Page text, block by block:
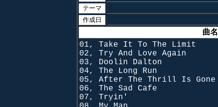
テーマ
作成日
曲
01, Take It To The Limit
02, Try And Love Again
03, Doolin Dalton
04, The Long Run
05, After The Thrill Is Gone
06, The Sad Cafe
07, Tryin'